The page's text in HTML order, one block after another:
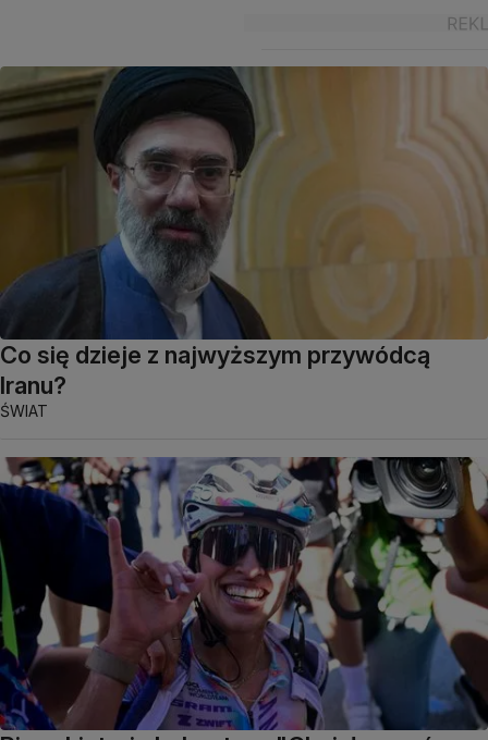
Co się dzieje z najwyższym przywódcą
Iranu?
ŚWIAT